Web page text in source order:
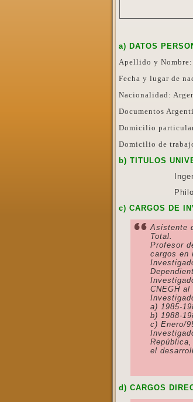
a) DATOS
Apellido y Nombre:
Fecha y lugar de
Nacionalidad:
Documentos
Domicilio
Domicilio de
b) TITULOS
Ingeniero
Philosophical
c) CARGOS DE
Asistente
Total.
Profesor
cargos en
CNEGH
a) 1985-
b) 1988-
c) Enero/
el
d) CARGOS